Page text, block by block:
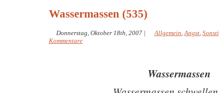
Wassermassen (535)
Donnerstag, Oktober 18th, 2007 | Allgemein,Angst,
Kommentare
Wassermassen